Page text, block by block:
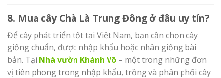
8. Mua cây Chà Là Trung Đông ở đâu uy tín?
Để cây phát triển tốt tại Việt Nam, bạn cần chọn cây
giống chuẩn, được nhập khẩu hoặc nhân giống bài
bản. Tại Nhà vườn Khánh Võ – một trong những đơn
vị tiên phong trong nhập khẩu, trồng và phân phối cây